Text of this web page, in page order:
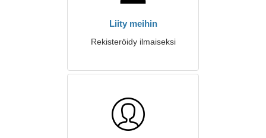
Liity meihin
Rekisteröidy ilmaiseksi